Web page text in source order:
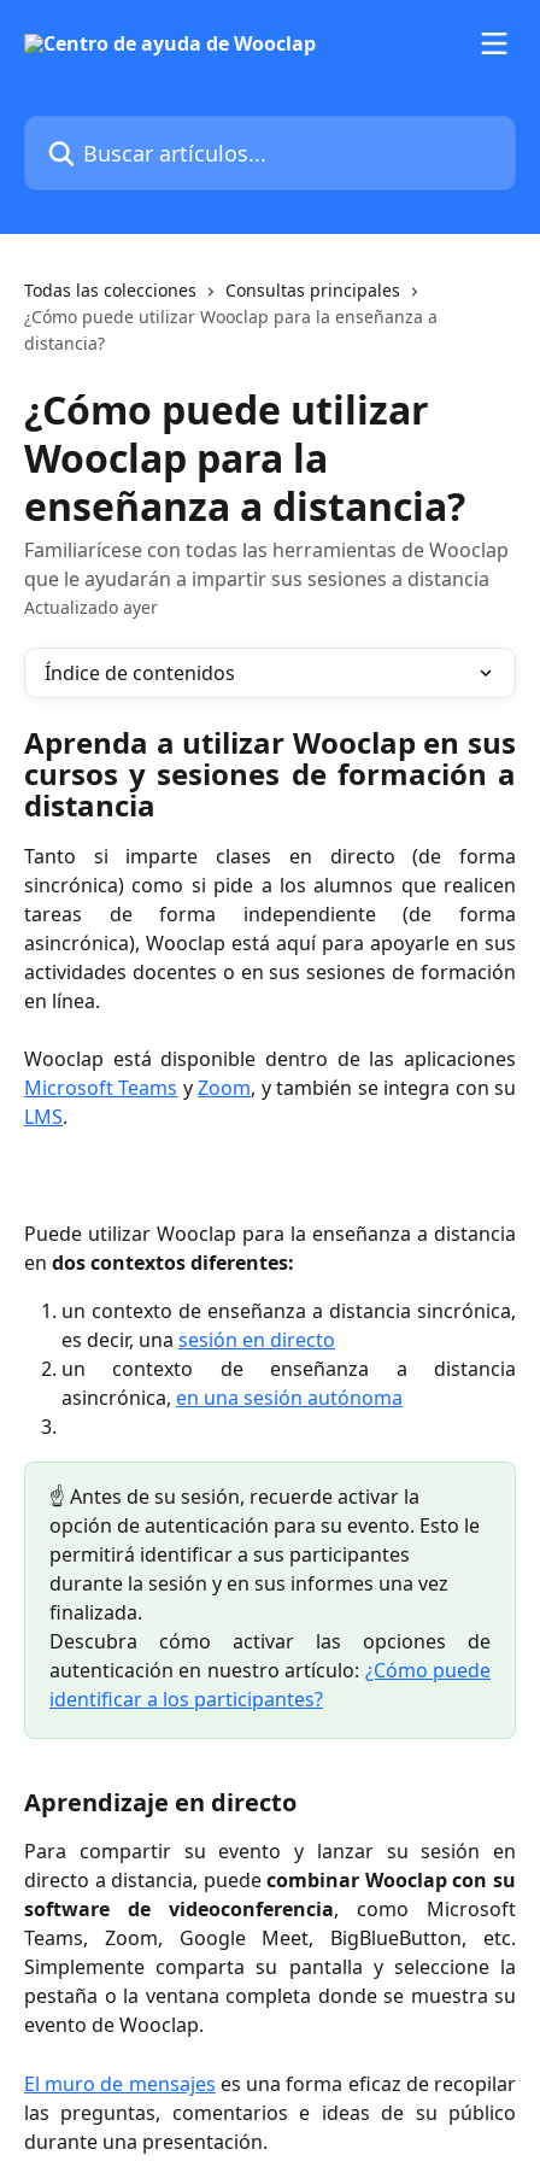
Buscar artículos...
Todas las colecciones
Consultas principales
¿Cómo puede utilizar Wooclap para la enseñanza a
distancia?
¿Cómo puede utilizar
Wooclap para la
enseñanza a distancia?
Familiarícese con todas las herramientas de Wooclap
que le ayudarán a impartir sus sesiones a distancia
Actualizado ayer
Índice de contenidos
Aprenda a utilizar Wooclap en sus
cursos y sesiones de formación a
distancia
Tanto si imparte clases en directo (de forma
sincrónica) como si pide a los alumnos que realicen
tareas de forma independiente (de forma
asincrónica), Wooclap está aquí para apoyarle en sus
actividades docentes o en sus sesiones de formación
en línea.
Wooclap está disponible dentro de las aplicaciones
Microsoft Teams yZoom, y también se integra con su
LMS.
Puede utilizar Wooclap para la enseñanza a distancia
en dos contextos diferentes:
un contexto de enseñanza a distancia sincrónica,
es decir, una sesión en directo
un contexto de enseñanza a distancia
asincrónica, en una sesión autónoma
☝️ Antes de su sesión, recuerde activar la
opción de autenticación para su evento. Esto le
permitirá identificar a sus participantes
durante la sesión y en sus informes una vez
finalizada.
Descubra cómo activar las opciones de
autenticación en nuestro artículo: ¿Cómo puede
identificar a los participantes?
Aprendizaje en directo
Para compartir su evento y lanzar su sesión en
directo a distancia, puedecombinar Wooclap con su
software de videoconferencia, como Microsoft
Teams, Zoom, Google Meet, BigBlueButton, etc.
Simplemente comparta su pantalla y seleccione la
pestaña o la ventana completa donde se muestra su
evento de Wooclap.
El muro de mensajes es una forma eficaz de recopilar
las preguntas, comentarios e ideas de su público
durante una presentación.